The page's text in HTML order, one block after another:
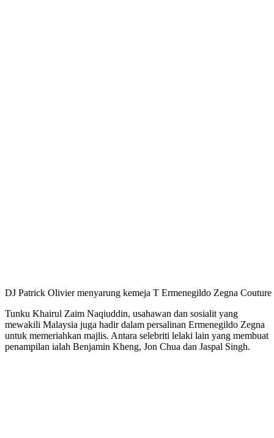
DJ Patrick Olivier menyarung kemeja T Ermenegildo Zegna
Tunku Khairul Zaim Naqiuddin, usahawan dan sosialit yang
mewakili Malaysia juga hadir dalam persalinan Ermenegildo Zegna
untuk memeriahkan majlis. Antara selebriti lelaki lain yang membuat
penampilan ialah Benjamin Kheng, Jon Chua dan Jaspal Singh.